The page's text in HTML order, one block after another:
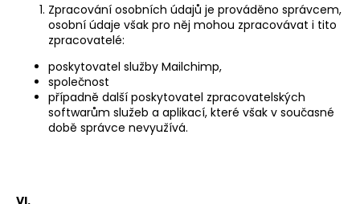
Zpracování osobních údajů je prováděno správcem,
osobní údaje však pro něj mohou zpracovávat i tito
zpracovatelé:
poskytovatel služby Mailchimp,
společnost
případně další poskytovatel zpracovatelských
softwarům služeb a aplikací, které však v současné
době správce nevyužívá.
VI.